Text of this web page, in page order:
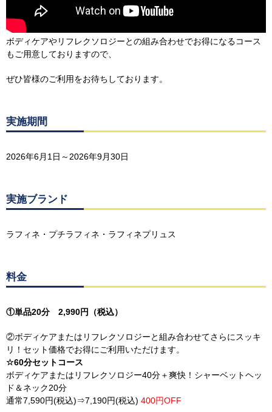
ボディケアやリフレクソロジーとの組み合わせでお得になるコース
もご用意しておりますので、
ぜひ皆様のご利用をお待ちしております。
実施期間
2026年6月1日～2026年9月30日
実施ブランド
ラフィネ・プチラフィネ・ラフィネプリュス
料金
①単品20分 2,990円（税込）
②ボディケアまたはリフレクソロジーと組み合わせてさらにスッキ
リ！セット価格でお得にご利用いただけます。
☆60分セットコース
ボディケアまたはリフレクソロジー40分＋爽快！シャーベットヘッ
ド＆ネック20分
通常7,590円(税込)⇒7,190円(税込) 400円OFF